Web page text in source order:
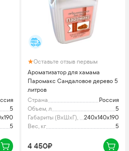
5
5
Оставьте отзыв первым
Ароматизатор для хамама
Паромакс Сандаловое дерево 5
литров
Страна
Россия
Объем, л
5
Габариты (ВхШхГ), мм240x140x190
Вес, кг
5
4 450₽